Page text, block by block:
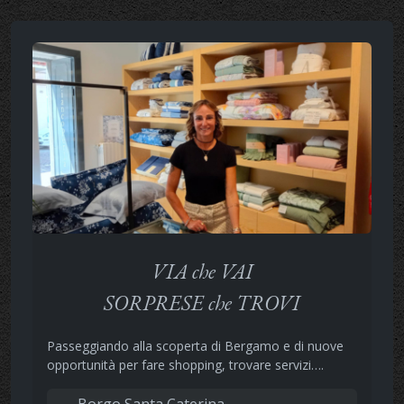
VIA che VAI
SORPRESE che TROVI
Passeggiando alla scoperta di Bergamo e di nuove
opportunità per fare shopping, trovare servizi….